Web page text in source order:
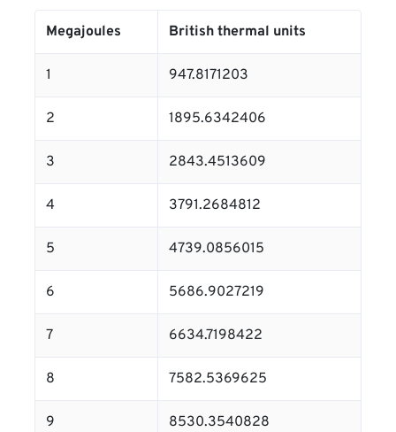
Megajoules British thermal units
1 947.8171203
2 1895.6342406
3 2843.4513609
4 3791.2684812
5 4739.0856015
6 5686.9027219
7 6634.7198422
8 7582.5369625
9 8530.3540828